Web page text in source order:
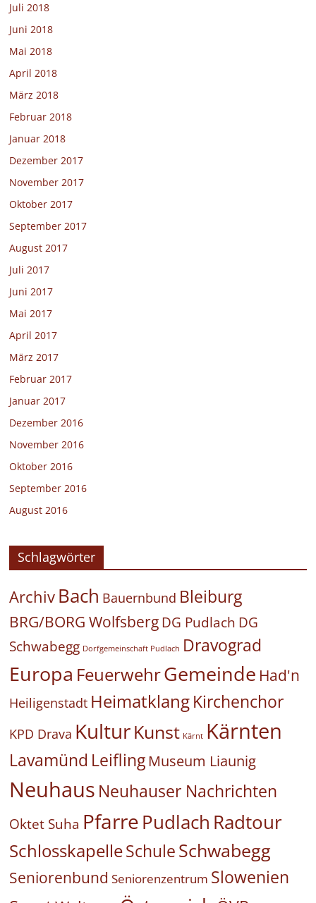
Juli 2018
Juni 2018
Mai 2018
April 2018
März 2018
Februar 2018
Januar 2018
Dezember 2017
November 2017
Oktober 2017
September 2017
August 2017
Juli 2017
Juni 2017
Mai 2017
April 2017
März 2017
Februar 2017
Januar 2017
Dezember 2016
November 2016
Oktober 2016
September 2016
August 2016
Schlagwörter
Archiv Bach Bauernbund Bleiburg
BRG/BORG Wolfsberg DG Pudlach DG
Schwabegg Dorfgemeinschaft Pudlach Dravograd
Europa FeuerwehrGemeinde Had'n
Heiligenstadt HeimatklangKirchenchor
KPD Drava KulturKunst Kärnt Kärnten
Lavamünd Leifling Museum Liaunig
Neuhaus Neuhauser Nachrichten
Oktet Suha PfarrePudlach Radtour
SchlosskapelleSchuleSchwabegg
Seniorenbund Seniorenzentrum Slowenien